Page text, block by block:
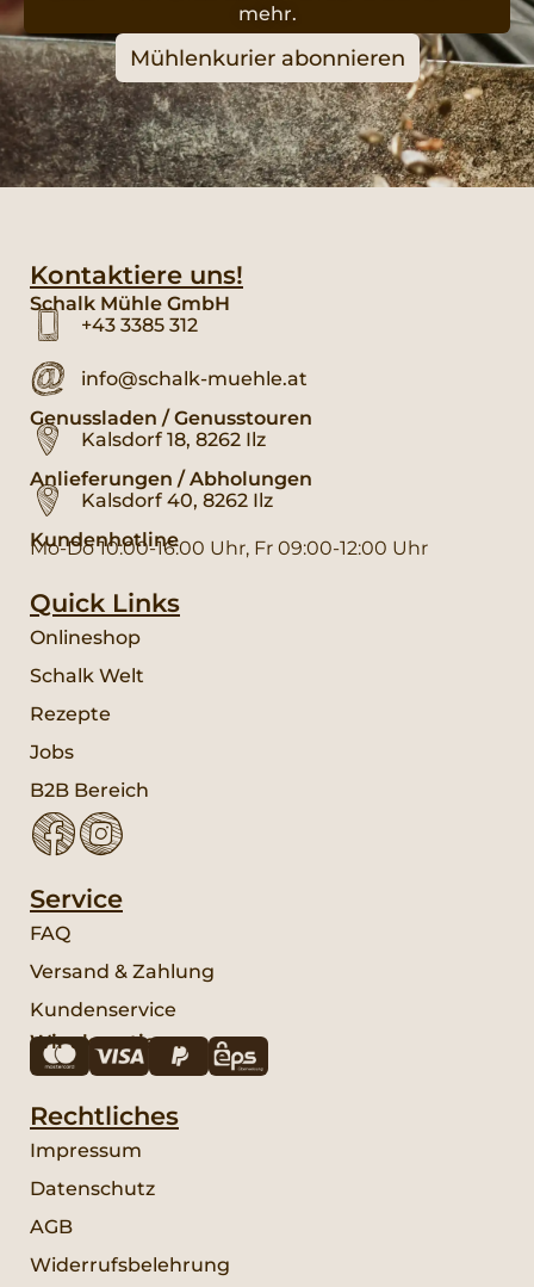
mehr.
Mühlenkurier abonnieren
Kontaktiere uns!
Schalk Mühle GmbH
+43 3385 312
info@schalk-muehle.at
Genussladen / Genusstouren
Kalsdorf 18, 8262 Ilz
Anlieferungen / Abholungen
Kalsdorf 40, 8262 Ilz
Kundenhotline
Mo-Do 10:00-16:00 Uhr, Fr 09:00-12:00 Uhr
Quick Links
Onlineshop
Schalk Welt
Rezepte
Jobs
B2B Bereich
Service
FAQ
Versand & Zahlung
Kundenservice
Wir akzeptieren:
Rechtliches
Impressum
Datenschutz
AGB
Widerrufsbelehrung